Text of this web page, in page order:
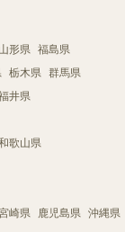
山形県 福島県
栃木県 群馬県
井県
歌山県
崎県 鹿児島県 沖縄県